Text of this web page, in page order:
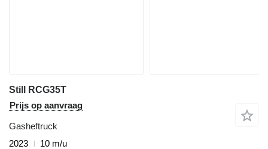
Still RCG35T
Prijs op aanvraag
Gasheftruck
2023
10 m/u